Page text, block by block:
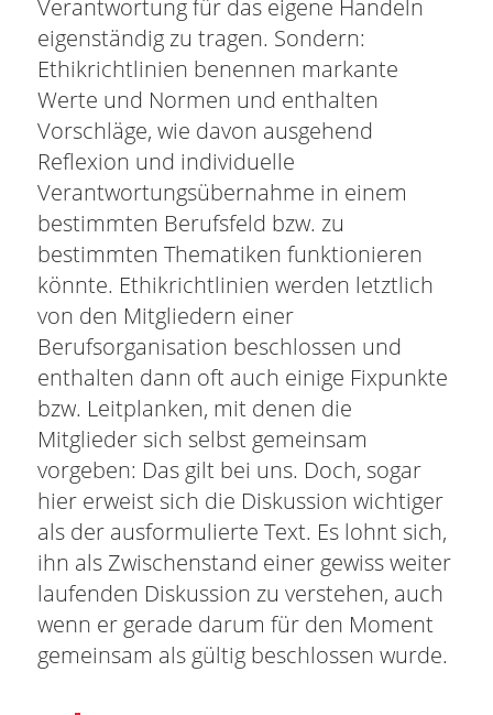
Verantwortung für das eigene Handeln
eigenständig zu tragen. Sondern:
Ethikrichtlinien benennen markante
Werte und Normen und enthalten
Vorschläge, wie davon ausgehend
Reflexion und individuelle
Verantwortungsübernahme in einem
bestimmten Berufsfeld bzw. zu
bestimmten Thematiken funktionieren
könnte. Ethikrichtlinien werden letztlich
von den Mitgliedern einer
Berufsorganisation beschlossen und
enthalten dann oft auch einige Fixpunkte
bzw. Leitplanken, mit denen die
Mitglieder sich selbst gemeinsam
vorgeben: Das gilt bei uns. Doch, sogar
hier erweist sich die Diskussion wichtiger
als der ausformulierte Text. Es lohnt sich,
ihn als Zwischenstand einer gewiss weiter
laufenden Diskussion zu verstehen, auch
wenn er gerade darum für den Moment
gemeinsam als gültig beschlossen wurde.